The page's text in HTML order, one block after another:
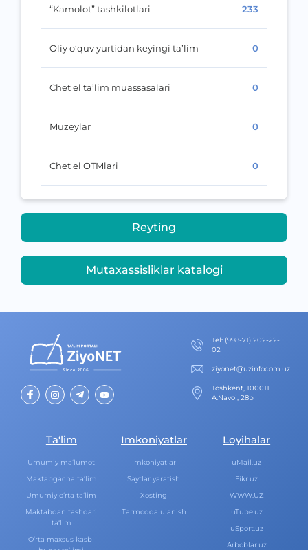
“Kamolot” tashkilotlari 233
Oliy o‘quv yurtidan keyingi ta’lim 0
Chet el ta’lim muassasalari 0
Muzeylar 0
Chet el OTMlari 0
Reyting
Mutaxassisliklar katalogi
Теl: (998-71) 202-22-
02
ziyonet@uzinfocom.uz
Toshkent, 100011
A.Navoi, 28b
Ta‘lim
Umumiy ma‘lumot
Maktabgacha ta‘lim
Umumiy o‘rta ta‘lim
Maktabdan tashqari
ta‘lim
O‘rta maxsus kasb-
Imkoniyatlar
Imkoniyatlar
Saytlar yaratish
Xosting
Tarmoqqa ulanish
Loyihalar
uMail.uz
Fikr.uz
WWW.UZ
uTube.uz
uSport.uz
Arboblar.uz